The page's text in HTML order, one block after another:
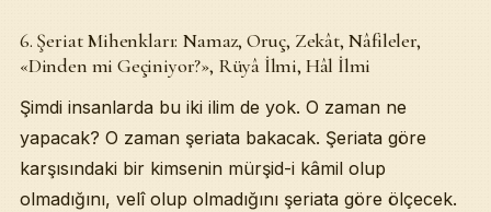
6. Şeriat Mihenkları: Namaz, Oruç, Zekât, Nâfileler,
«Dinden mi Geçiniyor?», Rüyâ İlmi, Hâl İlmi
Şimdi insanlarda bu iki ilim de yok. O zaman ne
yapacak? O zaman şeriata bakacak. Şeriata göre
karşısındaki bir kimsenin mürşid-i kâmil olup
olmadığını, velî olup olmadığını şeriata göre ölçecek.